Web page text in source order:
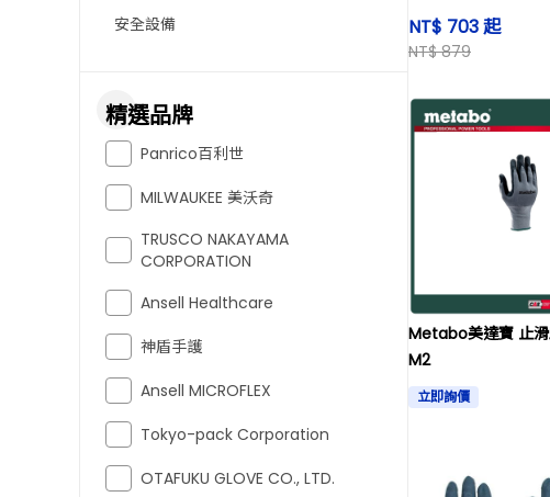
安全設備
精選品牌
Panrico百利世
MILWAUKEE 美沃奇
TRUSCO NAKAYAMA
CORPORATION
Ansell Healthcare
神盾手護
Ansell MICROFLEX
Tokyo-pack Corporation
OTAFUKU GLOVE CO., LTD.
色丁腈橡膠手套
NT$ 703 起
NT$ 879
Metabo美達寶 止
M2
立即詢價